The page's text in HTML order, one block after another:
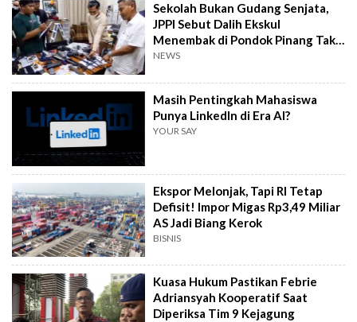
Sekolah Bukan Gudang Senjata,
JPPI Sebut Dalih Ekskul
Menembak di Pondok Pinang Tak
Masuk Akal
NEWS
Masih Pentingkah Mahasiswa
Punya LinkedIn di Era AI?
YOUR SAY
Ekspor Melonjak, Tapi RI Tetap
Defisit! Impor Migas Rp3,49 Miliar
AS Jadi Biang Kerok
BISNIS
Kuasa Hukum Pastikan Febrie
Adriansyah Kooperatif Saat
Diperiksa Tim 9 Kejagung